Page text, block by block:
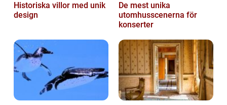
Historiska villor med unik
design
De mest unika
utomhusscenerna för
konserter